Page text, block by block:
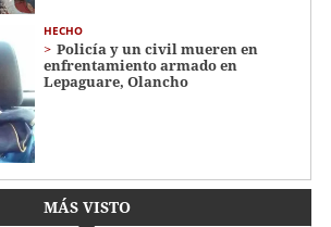
HECHO
Policía y un civil mueren en
enfrentamiento armado en
Lepaguare, Olancho
MÁS VISTO